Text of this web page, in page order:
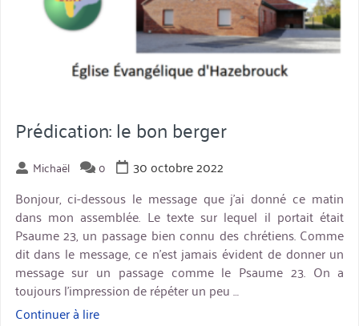
Prédication: le bon berger
Michaël 0
30 octobre 2022
Bonjour, ci-dessous le message que j’ai donné ce matin
dans mon assemblée. Le texte sur lequel il portait était
Psaume 23, un passage bien connu des chrétiens. Comme
dit dans le message, ce n’est jamais évident de donner un
message sur un passage comme le Psaume 23. On a
toujours l’impression de répéter un peu …
Continuer à lire« Prédication: